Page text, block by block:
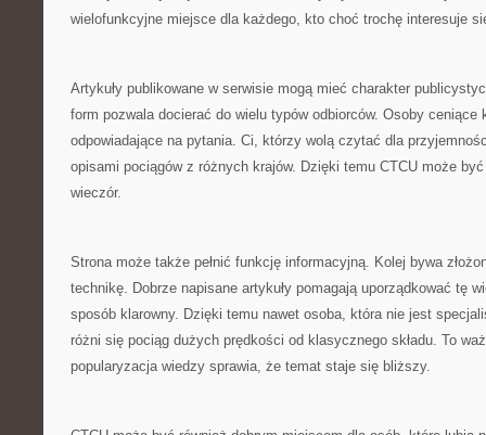
wielofunkcyjne miejsce dla każdego, kto choć trochę interesuje
Artykuły publikowane w serwisie mogą mieć charakter
form pozwala docierać do wielu typów odbiorców. Osoby ceniące
odpowiadające na pytania. Ci, którzy wolą czytać dla
opisami pociągów z różnych krajów. Dzięki temu CTCU może
wieczór.
Strona może także pełnić funkcję informacyjną. Kolej bywa
technikę. Dobrze napisane artykuły pomagają uporządkować tę
sposób klarowny. Dzięki temu nawet osoba, która nie jest
różni się pociąg dużych prędkości od klasycznego składu. To
popularyzacja wiedzy sprawia, że temat staje się bliższy.